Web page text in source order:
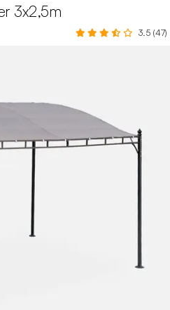
3x2,5m
3.5 (47)